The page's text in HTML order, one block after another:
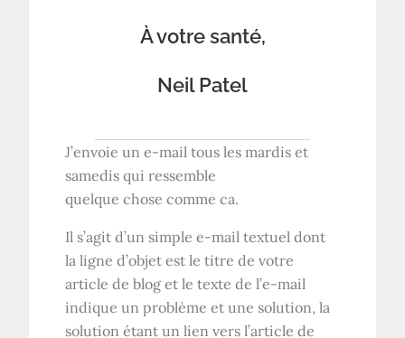
À votre santé,
Neil Patel
J’envoie un e-mail tous les mardis et
samedis qui ressemble
quelque chose comme ca.
Il s’agit d’un simple e-mail textuel dont
la ligne d’objet est le titre de votre
article de blog et le texte de l’e-mail
indique un problème et une solution, la
solution étant un lien vers l’article de